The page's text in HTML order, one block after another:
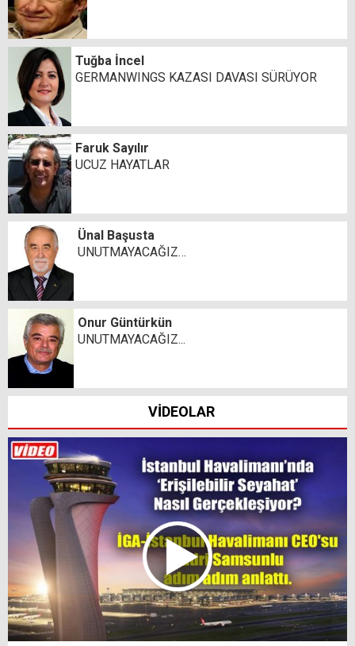
Tuğba İncel
GERMANWINGS KAZASI DAVASI SÜRÜYOR
Faruk Sayılır
UCUZ HAYATLAR
Ünal Başusta
UNUTMAYACAĞIZ…
Onur Güntürkün
UNUTMAYACAĞIZ...
VİDEOLAR